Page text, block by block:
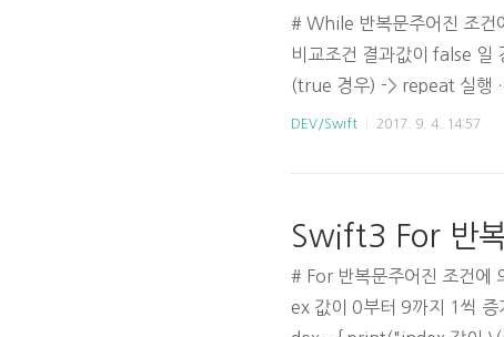
# While 반복문주어진 조건
비교조건 결과값이 false 일 경
(true 경우) -> repeat 실행
{..
DEV/Swift 2017. 9. 4. 14:57
Swift3 For 반
# For 반복문주어진 조건에
ex 값이 0부터 9까지 1씩 증